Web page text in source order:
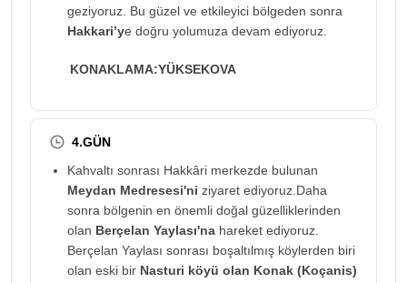
geziyoruz. Bu güzel ve etkileyici bölgeden sonra
Hakkari’ye doğru yolumuza devam ediyoruz.
KONAKLAMA:YÜKSEKOVA
4.GÜN
Kahvaltı sonrası Hakkâri merkezde bulunan
Meydan Medresesi'ni ziyaret ediyoruz.Daha
sonra bölgenin en önemli doğal güzelliklerinden
olan Berçelan Yaylası'na hareket ediyoruz.
Berçelan Yaylası sonrası boşaltılmış köylerden biri
olan eski bir Nasturi köyü olan Konak (Koçanis)